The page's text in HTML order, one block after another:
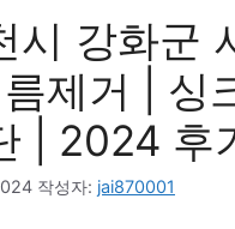
시 강화군
름제거 |
| 2024 후
작성자: jai870001